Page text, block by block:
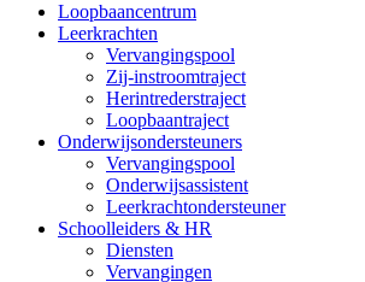
Loopbaancentrum
Leerkrachten
Vervangingspool
Zij-instroomtraject
Herintrederstraject
Loopbaantraject
Onderwijsondersteuners
Vervangingspool
Onderwijsassistent
Leerkrachtondersteuner
Schoolleiders & HR
Diensten
Vervangingen